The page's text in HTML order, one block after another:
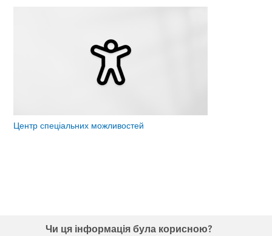
Центр спеціальних можливостей
Чи ця інформація була корисною?